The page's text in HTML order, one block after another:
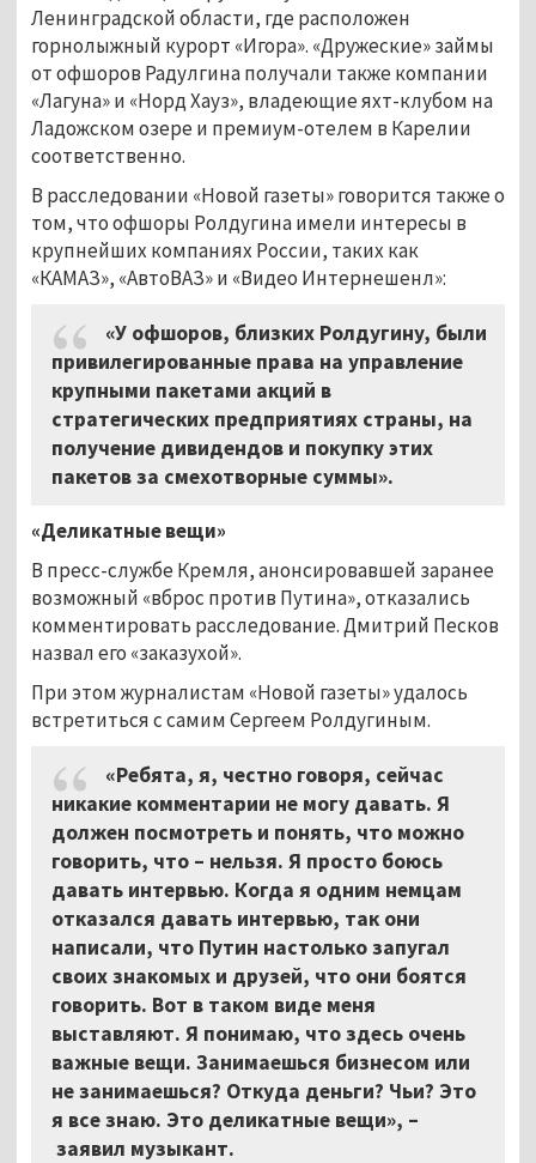
Ленинградской области, где расположен
горнолыжный курорт «Игора». «Дружеские» займы
от офшоров Радулгина получали также компании
«Лагуна» и «Норд Хауз», владеющие яхт-клубом на
Ладожском озере и премиум-отелем в Карелии
соответственно.
В расследовании «Новой газеты» говорится также о
том, что офшоры Ролдугина имели интересы в
крупнейших компаниях России, таких как
«КАМАЗ», «АвтоВАЗ» и «Видео Интернешенл»:
«У офшоров, близких Ролдугину, были
привилегированные права на управление
крупными пакетами акций в
стратегических предприятиях страны, на
получение дивидендов и покупку этих
пакетов за смехотворные суммы».
«Деликатные вещи»
В пресс-службе Кремля, анонсировавшей заранее
возможный «вброс против Путина», отказались
комментировать расследование. Дмитрий Песков
назвал его «заказухой».
При этом журналистам «Новой газеты» удалось
встретиться с самим Сергеем Ролдугиным.
«Ребята, я, честно говоря, сейчас
никакие комментарии не могу давать. Я
должен посмотреть и понять, что можно
говорить, что – нельзя. Я просто боюсь
давать интервью. Когда я одним немцам
отказался давать интервью, так они
написали, что Путин настолько запугал
своих знакомых и друзей, что они боятся
говорить. Вот в таком виде меня
выставляют. Я понимаю, что здесь очень
важные вещи. Занимаешься бизнесом или
не занимаешься? Откуда деньги? Чьи? Это
я все знаю. Это деликатные вещи», –
заявил музыкант.